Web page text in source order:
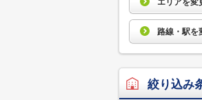
エリアを変
路線・駅を
絞り込み